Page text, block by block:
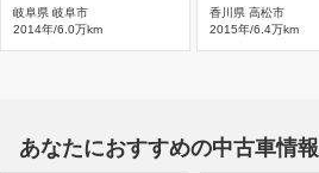
岐阜県 岐阜市
2014年/6.0万km
香川県 高松市
2015年/6.4万km
あなたにおすすめの中古車情報